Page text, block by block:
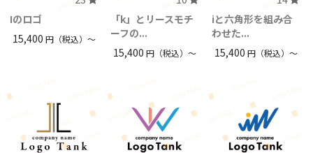
Iのロゴ
15,400 円（税込）〜
「k」とリースモチ
ーフの...
15,400円（税込）〜
iと六角形を組み合
わせた...
15,400 円（税込）〜